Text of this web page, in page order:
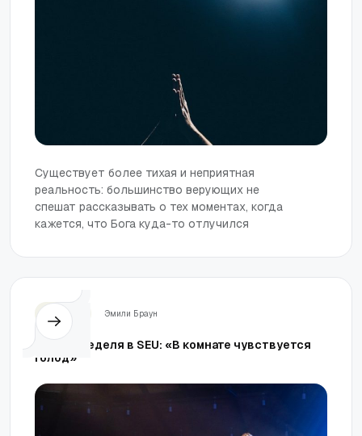
Существует более тихая и неприятная
реальность: большинство верующих не
спешат рассказывать о тех моментах, когда
кажется, что Бога куда-то отлучился
Эмили Браун
Вторая неделя в SEU: «В комнате чувствуется
голод»